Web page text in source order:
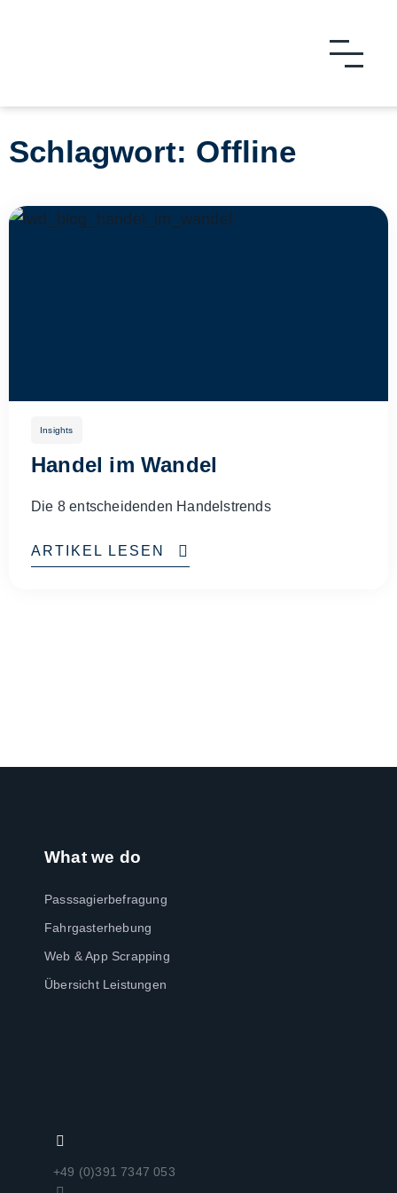
Schlagwort: Offline
Insights
Handel im Wandel
Die 8 entscheidenden Handelstrends
ARTIKEL LESEN
What we do
Passsagierbefragung
Fahrgasterhebung
Web & App Scrapping
Übersicht Leistungen
+49 (0)391 7347 053